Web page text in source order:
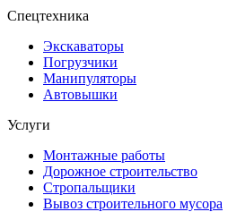
Спецтехника
Экскаваторы
Погрузчики
Манипуляторы
Автовышки
Услуги
Монтажные работы
Дорожное строительство
Стропальщики
Вывоз строительного мусора